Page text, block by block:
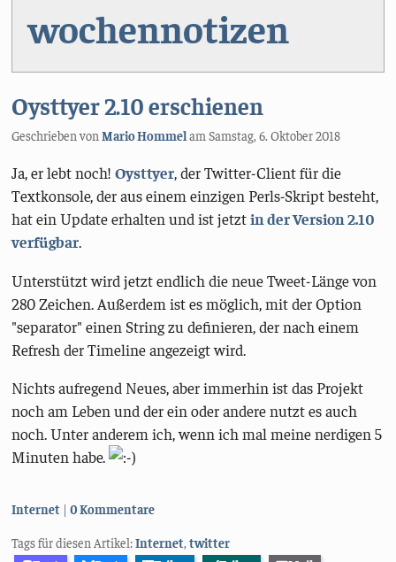
wochennotizen
Oysttyer 2.10 erschienen
Geschrieben vonMario HommelamSamstag, 6. Oktober 2018
Ja, er lebt noch!Oysttyer, der Twitter-Client für die
Textkonsole, der aus einem einzigen Perls-Skript besteht,
hat ein Update erhalten und ist jetztin der Version 2.10
verfügbar.
Unterstützt wird jetzt endlich die neue Tweet-Länge von
280 Zeichen. Außerdem ist es möglich, mit der Option
"separator" einen String zu definieren, der nach einem
Refresh der Timeline angezeigt wird.
Nichts aufregend Neues, aber immerhin ist das Projekt
noch am Leben und der ein oder andere nutzt es auch
noch. Unter anderem ich, wenn ich mal meine nerdigen 5
Minuten habe.
Kategorien:
Internet 0 Kommentare
Tags für diesen Artikel:Internet,twitter